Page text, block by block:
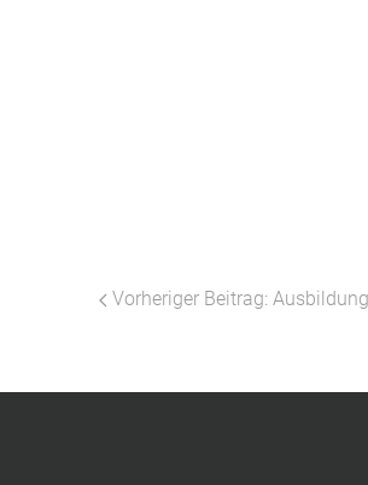
Vorheriger Beitrag: